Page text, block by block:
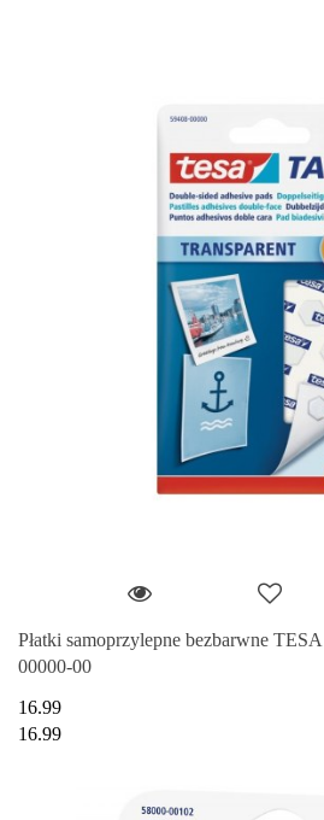
Płatki samoprzylepne bezbarwne
00000-00
16.99
16.99